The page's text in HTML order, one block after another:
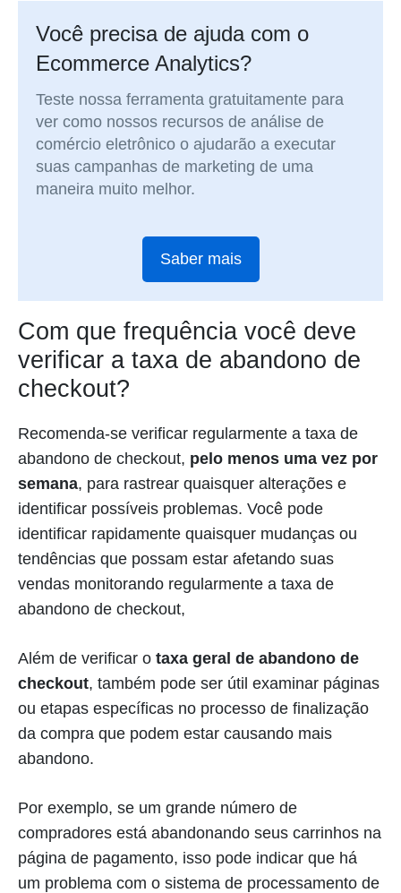
Você precisa de ajuda com o
Ecommerce Analytics?
Teste nossa ferramenta gratuitamente para
ver como nossos recursos de análise de
comércio eletrônico o ajudarão a executar
suas campanhas de marketing de uma
maneira muito melhor.
Saber mais
Com que frequência você deve
verificar a taxa de abandono de
checkout?
Recomenda-se verificar regularmente a taxa de
abandono de checkout, pelo menos uma vez por
semana, para rastrear quaisquer alterações e
identificar possíveis problemas. Você pode
identificar rapidamente quaisquer mudanças ou
tendências que possam estar afetando suas
vendas monitorando regularmente a taxa de
abandono de checkout,
Além de verificar o taxa geral de abandono de
checkout, também pode ser útil examinar páginas
ou etapas específicas no processo de finalização
da compra que podem estar causando mais
abandono.
Por exemplo, se um grande número de
compradores está abandonando seus carrinhos na
página de pagamento, isso pode indicar que há
um problema com o sistema de processamento de